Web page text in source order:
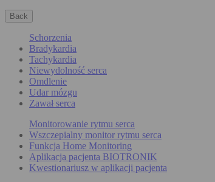
Back
Schorzenia
Bradykardia
Tachykardia
Niewydolność serca
Omdlenie
Udar mózgu
Zawał serca
Monitorowanie rytmu serca
Wszczepialny monitor rytmu serca
Funkcja Home Monitoring
Aplikacja pacjenta BIOTRONIK
Kwestionariusz w aplikacji pacjenta